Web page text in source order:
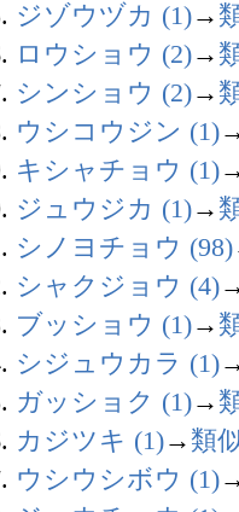
ジゾウヅカ (1)→
ロウショウ (2)→
シンショウ (2)→
ウシコウジン (1)
キシャチョウ (1)
ジュウジカ (1)→
シノヨチョウ (98)
シャクジョウ (4)
ブッショウ (1)→
シジュウカラ (1)
ガッショク (1)→
カジツキ (1)→ 類
ウシウシボウ (1)